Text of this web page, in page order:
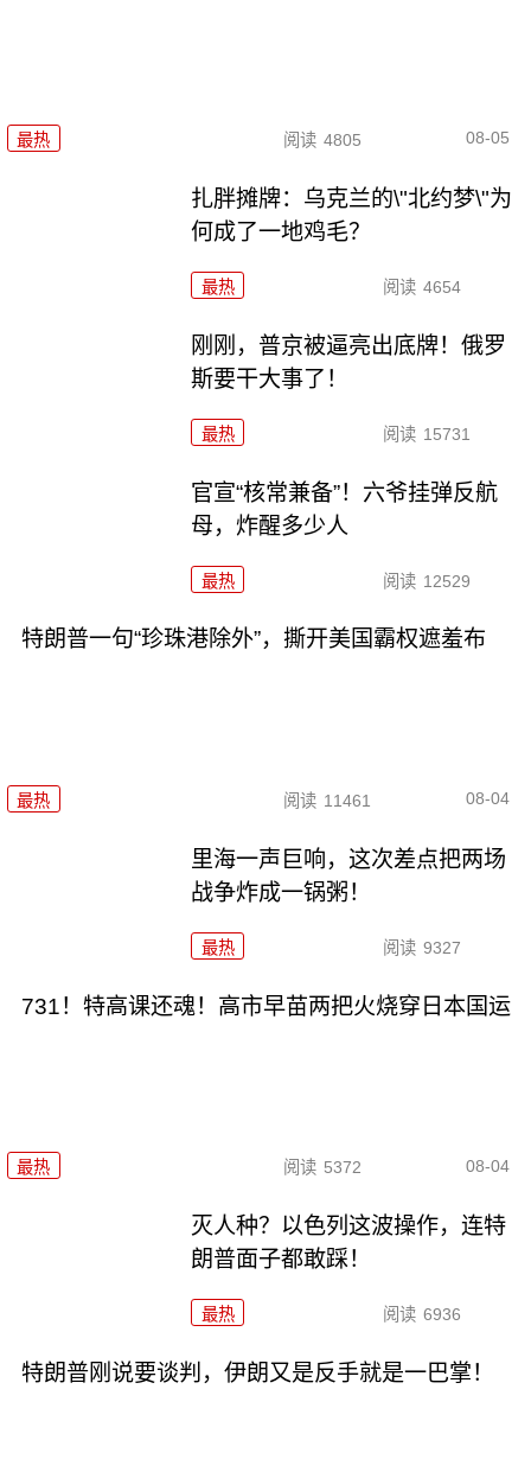
最热 阅读 4805 08-05
扎胖摊牌：乌克兰的\"北约梦\"为
何成了一地鸡毛？
最热 阅读 4654
刚刚，普京被逼亮出底牌！俄罗
斯要干大事了！
最热 阅读 15731
官宣“核常兼备”！六爷挂弹反航
母，炸醒多少人
最热 阅读 12529
特朗普一句“珍珠港除外”，撕开美国霸权遮羞布
最热 阅读 11461 08-04
里海一声巨响，这次差点把两场
战争炸成一锅粥！
最热 阅读 9327
731！特高课还魂！高市早苗两把火烧穿日本国运
最热 阅读 5372 08-04
灭人种？以色列这波操作，连特
朗普面子都敢踩！
最热 阅读 6936
特朗普刚说要谈判，伊朗又是反手就是一巴掌！